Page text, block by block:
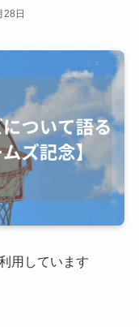
28日
用しています